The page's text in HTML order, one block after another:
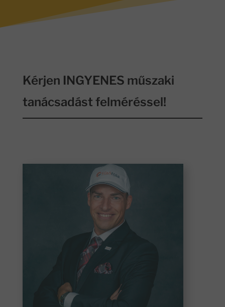
Kérjen INGYENES műszaki
tanácsadást felméréssel!